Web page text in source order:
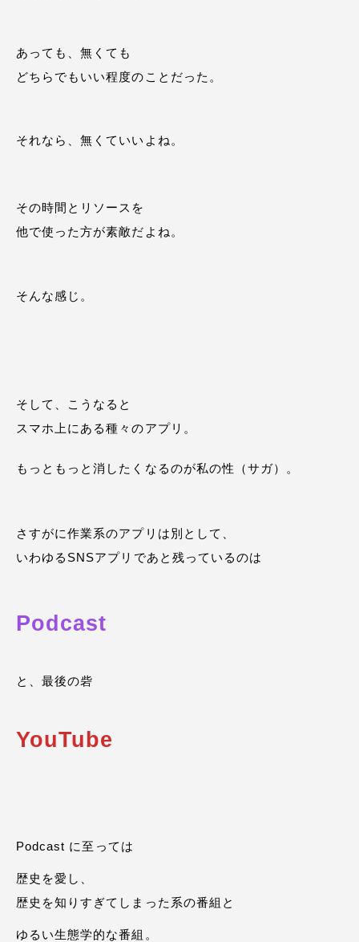
あっても、無くても
どちらでもいい程度のことだった。
それなら、無くていいよね。
その時間とリソースを
他で使った方が素敵だよね。
そんな感じ。
そして、こうなると
スマホ上にある種々のアプリ。
もっともっと消したくなるのが私の性（サガ）。
さすがに作業系のアプリは別として、
いわゆるSNSアプリであと残っているのは
Podcast
と、最後の砦
YouTube
Podcast に至っては
歴史を愛し、
歴史を知りすぎてしまった系の番組と
ゆるい生態学的な番組。